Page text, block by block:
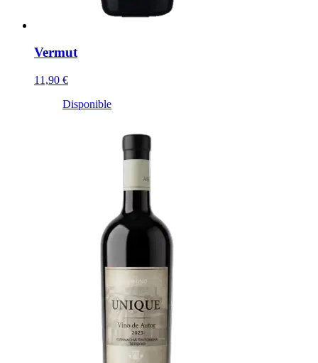
Vermut
11,90 €
Disponible